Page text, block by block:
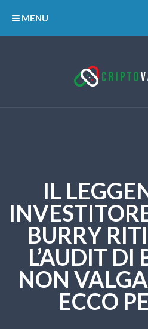
MENU
IL
BURRY
L’AUDIT
NON
ECCO